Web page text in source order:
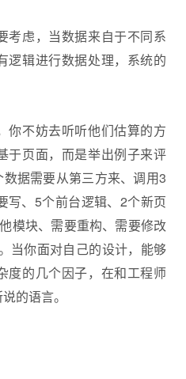
考虑，当数据来自于不同系
逻辑进行数据处理，系统的
你不妨去听听他们估算的方
于页面，而是举出例子来评
据需要从第三方来、调用3
写、5个前台逻辑、2个新页
模块、需要重构、需要修改
当你面对自己的设计，能够
度的几个因子，在和工程师
的语言。